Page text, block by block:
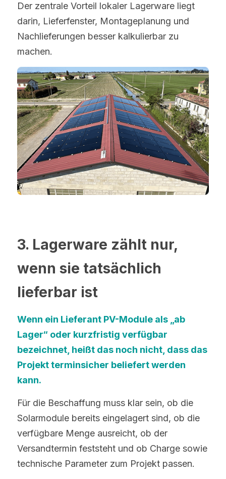
Der zentrale Vorteil lokaler Lagerware liegt
darin, Lieferfenster, Montageplanung und
Nachlieferungen besser kalkulierbar zu
machen.
3. Lagerware zählt nur,
wenn sie tatsächlich
lieferbar ist
Wenn ein Lieferant PV-Module als „ab
Lager“ oder kurzfristig verfügbar
bezeichnet, heißt das noch nicht, dass das
Projekt terminsicher beliefert werden
kann.
Für die Beschaffung muss klar sein, ob die
Solarmodule bereits eingelagert sind, ob die
verfügbare Menge ausreicht, ob der
Versandtermin feststeht und ob Charge sowie
technische Parameter zum Projekt passen.